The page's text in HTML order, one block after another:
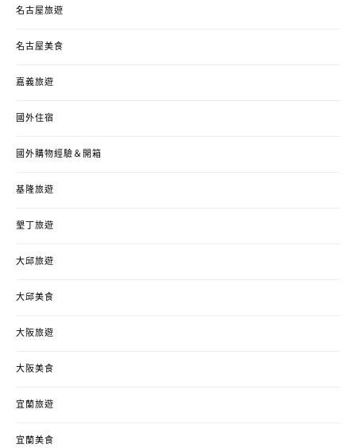
名古屋旅遊
名古屋美食
嘉義旅遊
國外住宿
國外購物經驗＆開箱
基隆旅遊
墾丁旅遊
大邱旅遊
大邱美食
大阪旅遊
大阪美食
宜蘭旅遊
宜蘭美食